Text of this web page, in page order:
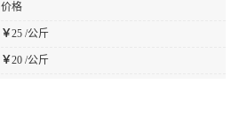
价格
￥25 /公斤
￥20 /公斤